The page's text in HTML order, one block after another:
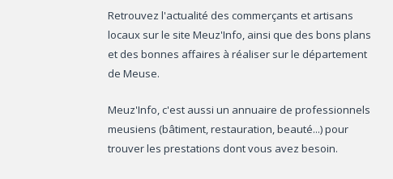
Retrouvez l'actualité des commerçants et artisans
locaux sur le site Meuz'Info, ainsi que des bons plans
et des bonnes affaires à réaliser sur le département
de Meuse.
Meuz'Info, c'est aussi un annuaire de professionnels
meusiens (bâtiment, restauration, beauté...) pour
trouver les prestations dont vous avez besoin.